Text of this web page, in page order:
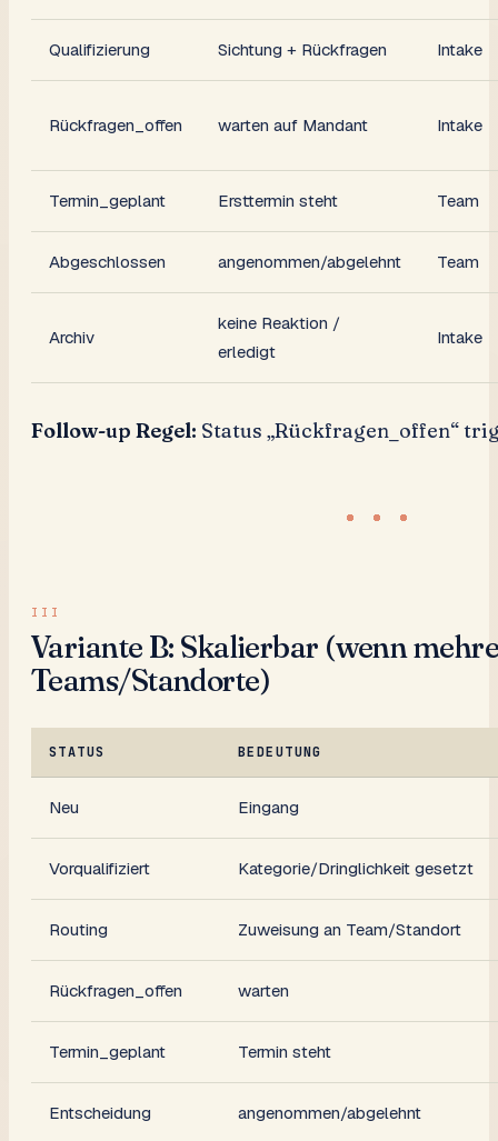
Qualifizierung Sichtung + Rückfragen Intake
Rückfragen_offen warten auf Mandant Intake
Termin_geplant Ersttermin steht Team
Abgeschlossen angenommen/abgelehnt Team
Archiv
keine Reaktion /
erledigt
Intake
Follow-up Regel: Status „Rückfragen_offen“
Variante B: Skalierbar (wenn
Teams/Standorte)
STATUS BEDEUTUNG
Neu Eingang
Vorqualifiziert Kategorie/Dringlichkeit gesetzt
Routing Zuweisung an Team/Standort
Rückfragen_offen warten
Termin_geplant Termin steht
Entscheidung angenommen/abgelehnt